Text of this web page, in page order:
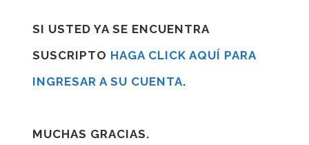
SI USTED YA SE ENCUENTRA
SUSCRIPTO HAGA CLICK AQUÍ PARA
INGRESAR A SU CUENTA.
MUCHAS GRACIAS.